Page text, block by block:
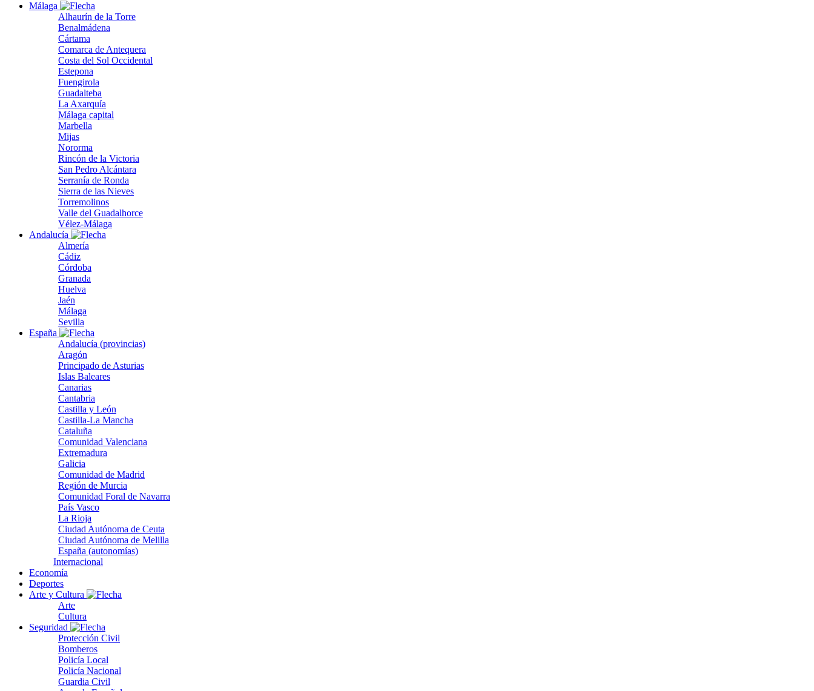
Málaga
Alhaurín de la Torre
Benalmádena
Cártama
Comarca de Antequera
Costa del Sol Occidental
Estepona
Fuengirola
Guadalteba
La Axarquía
Málaga capital
Marbella
Mijas
Nororma
Rincón de la Victoria
San Pedro Alcántara
Serranía de Ronda
Sierra de las Nieves
Torremolinos
Valle del Guadalhorce
Vélez-Málaga
Andalucía
Almería
Cádiz
Córdoba
Granada
Huelva
Jaén
Málaga
Sevilla
España
Andalucía (provincias)
Aragón
Principado de Asturias
Islas Baleares
Canarias
Cantabria
Castilla y León
Castilla-La Mancha
Cataluña
Comunidad Valenciana
Extremadura
Galicia
Comunidad de Madrid
Región de Murcia
Comunidad Foral de Navarra
País Vasco
La Rioja
Ciudad Autónoma de Ceuta
Ciudad Autónoma de Melilla
España (autonomías)
Internacional
Economía
Deportes
Arte y Cultura
Arte
Cultura
Seguridad
Protección Civil
Bomberos
Policía Local
Policía Nacional
Guardia Civil